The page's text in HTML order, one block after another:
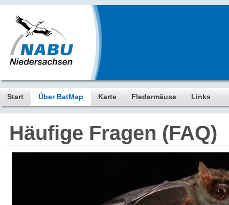
Start Über BatMap Karte Fledermäuse Links
Häufige Fragen (FAQ)